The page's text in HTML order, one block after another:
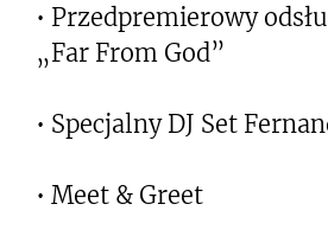
• Przedpremierowy
„Far From God”
• Specjalny DJ Set
• Meet & Greet